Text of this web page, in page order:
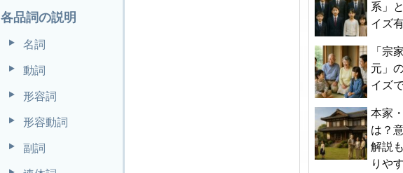
各品詞の説明
名詞
動詞
形容詞
形容動詞
副詞
系」
イズ
「宗
元」
イズ
本家
は？
解説
りや